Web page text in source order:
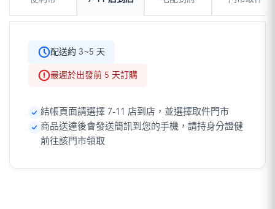
配送約 3~5 天
最遲於出發前 5 天訂購
結帳頁面請選擇 7-11 店到店，並選擇取件門市
商品送達後會發送簡訊到您的手機，請持身分證健
前往該門市領取